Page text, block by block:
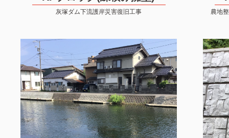
灰塚ダム下流護岸災害復旧工事 農地